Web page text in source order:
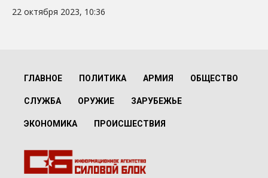
22 октября 2023, 10:36
ГЛАВНОЕ ПОЛИТИКА АРМИЯ ОБЩЕСТВО
СЛУЖБА ОРУЖИЕ ЗАРУБЕЖЬЕ
ЭКОНОМИКА ПРОИСШЕСТВИЯ